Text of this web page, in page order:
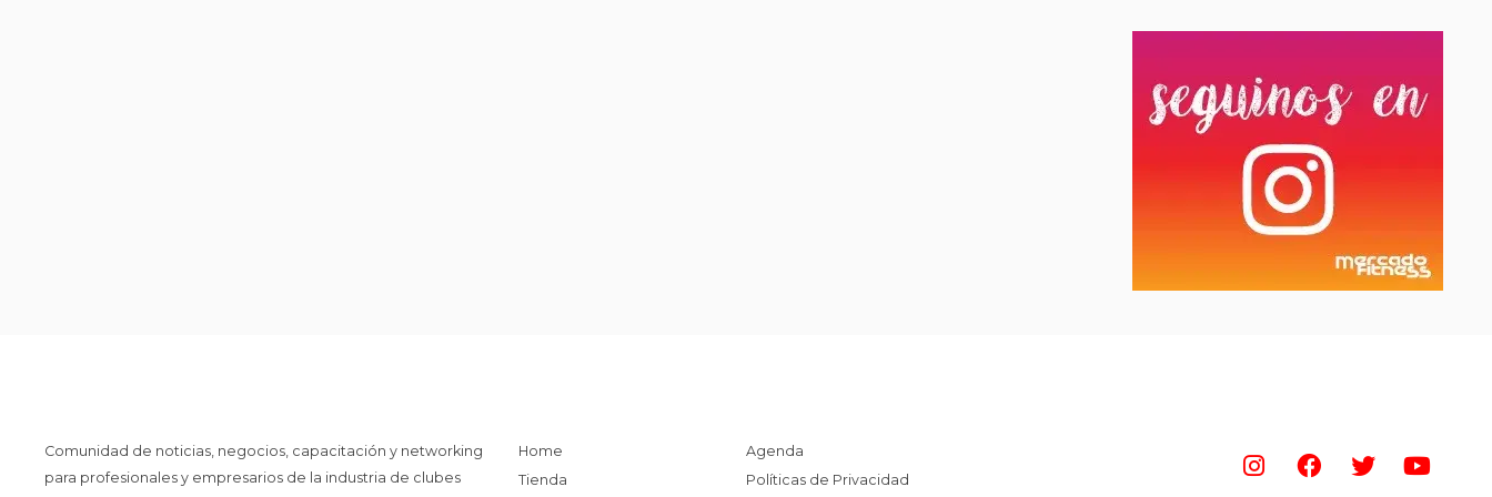
Comunidad de noticias, negocios, capacitación y networking
para profesionales y empresarios de la industria de clubes
Home
Tienda
Agenda
Políticas de Privacidad